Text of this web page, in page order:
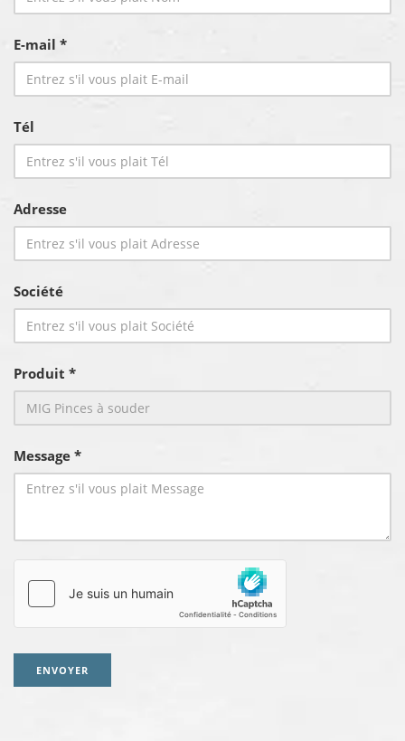
E-mail *
Tél
Adresse
Société
Produit *
Message *
ENVOYER